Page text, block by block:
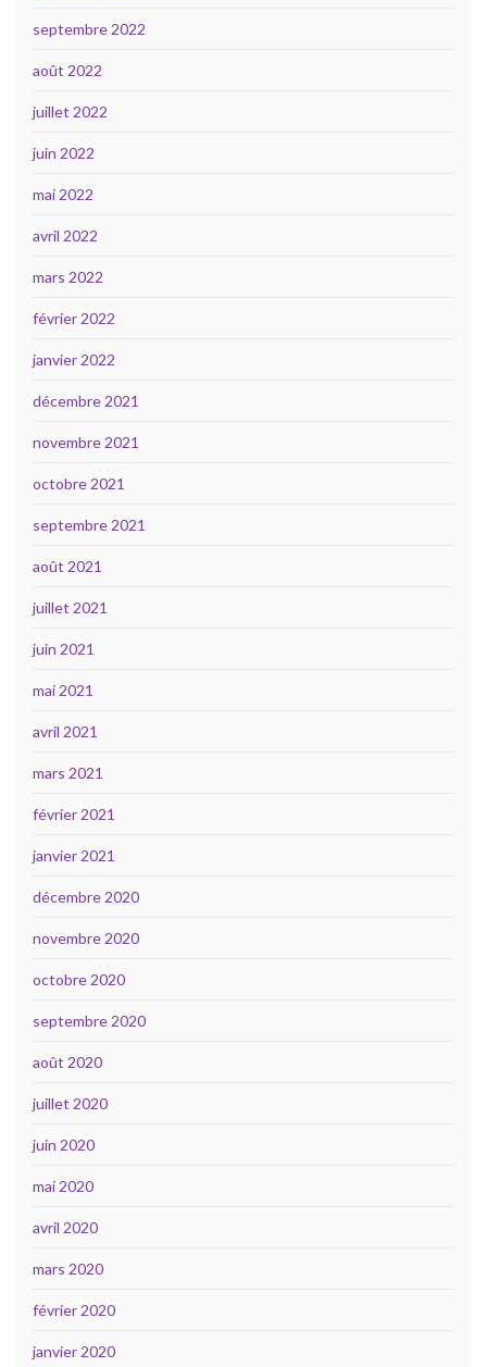
septembre 2022
août 2022
juillet 2022
juin 2022
mai 2022
avril 2022
mars 2022
février 2022
janvier 2022
décembre 2021
novembre 2021
octobre 2021
septembre 2021
août 2021
juillet 2021
juin 2021
mai 2021
avril 2021
mars 2021
février 2021
janvier 2021
décembre 2020
novembre 2020
octobre 2020
septembre 2020
août 2020
juillet 2020
juin 2020
mai 2020
avril 2020
mars 2020
février 2020
janvier 2020